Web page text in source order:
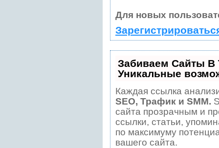
Для новых
Забиваем Сайты
Уникальные
Каждая ссылка
SEO, Трафик и SMM.
сайта прозрачным и
ссылки, статьи,
по максимуму
вашего сайта.